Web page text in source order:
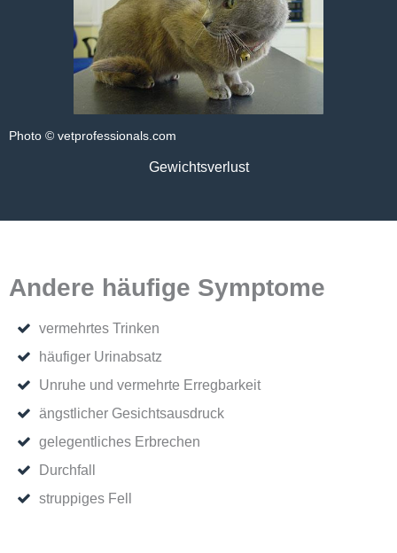
Photo © vetprofessionals.com
Gewichtsverlust
Andere häufige Symptome
vermehrtes Trinken
häufiger Urinabsatz
Unruhe und vermehrte Erregbarkeit
ängstlicher Gesichtsausdruck
gelegentliches Erbrechen
Durchfall
struppiges Fell